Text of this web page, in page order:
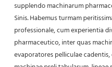
supplendo machinarum
Sinis. Habemus turmam
professionale, cum experientia
pharmaceutico, inter quas
evaporatores pelliculae